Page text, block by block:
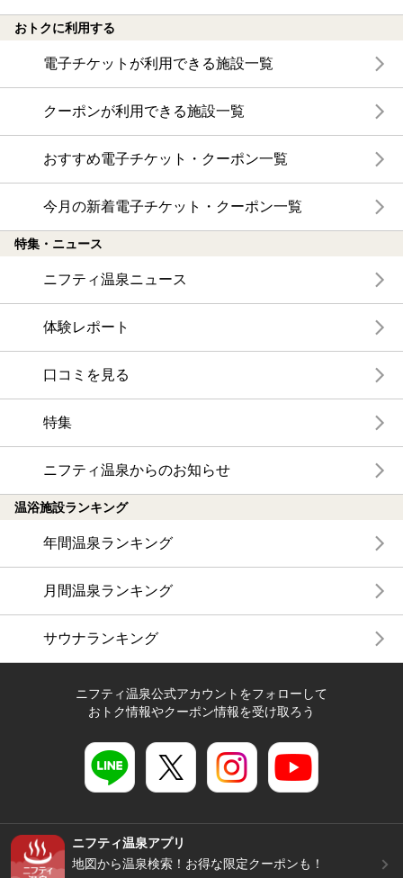
おトクに利用する
電子チケットが利用できる施設一覧
クーポンが利用できる施設一覧
おすすめ電子チケット・クーポン一覧
今月の新着電子チケット・クーポン一覧
特集・ニュース
ニフティ温泉ニュース
体験レポート
口コミを見る
特集
ニフティ温泉からのお知らせ
温浴施設ランキング
年間温泉ランキング
月間温泉ランキング
サウナランキング
ニフティ温泉公式アカウントをフォローして
おトク情報やクーポン情報を受け取ろう
ニフティ温泉アプリ
地図から温泉検索！お得な限定クーポンも！